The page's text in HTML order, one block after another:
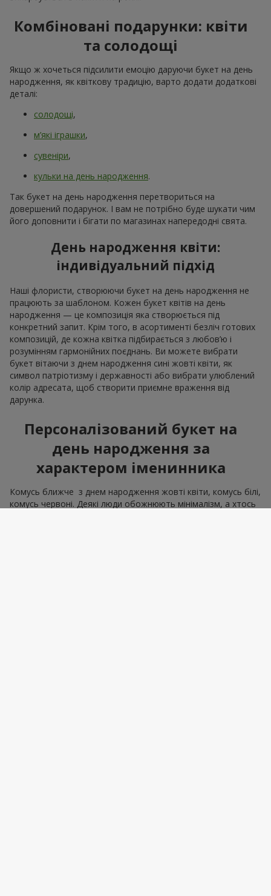
Комбіновані подарунки: квіти
та солодощі
Якщо ж хочеться підсилити емоцію даруючи букет на день
народження, як квіткову традицію, варто додати додаткові
деталі:
солодощі,
м’які іграшки,
сувеніри,
кульки на день народження.
Так букет на день народження перетвориться на
довершений подарунок. І вам не потрібно буде шукати чим
його доповнити і бігати по магазинах напередодні свята.
День народження квіти:
індивідуальний підхід
Наші флористи, створюючи букет на день народження не
працюють за шаблоном. Кожен букет квітів на день
народження — це композиція яка створюється під
конкретний запит. Крім того, в асортименті безліч готових
композицій, де кожна квітка підбирається з любов’ю і
розумінням гармонійних поєднань. Ви можете вибрати
букет вітаючи з днем народження сині жовті квіти, як
символ патріотизму і державності або вибрати улюблений
колір адресата, щоб створити приємне враження від
дарунка.
Персоналізований букет на
день народження за
характером іменинника
Комусь ближче з днем народження жовті квіти, комусь білі,
комусь червоні. Деякі люди обожнюють мінімалізм, а хтось